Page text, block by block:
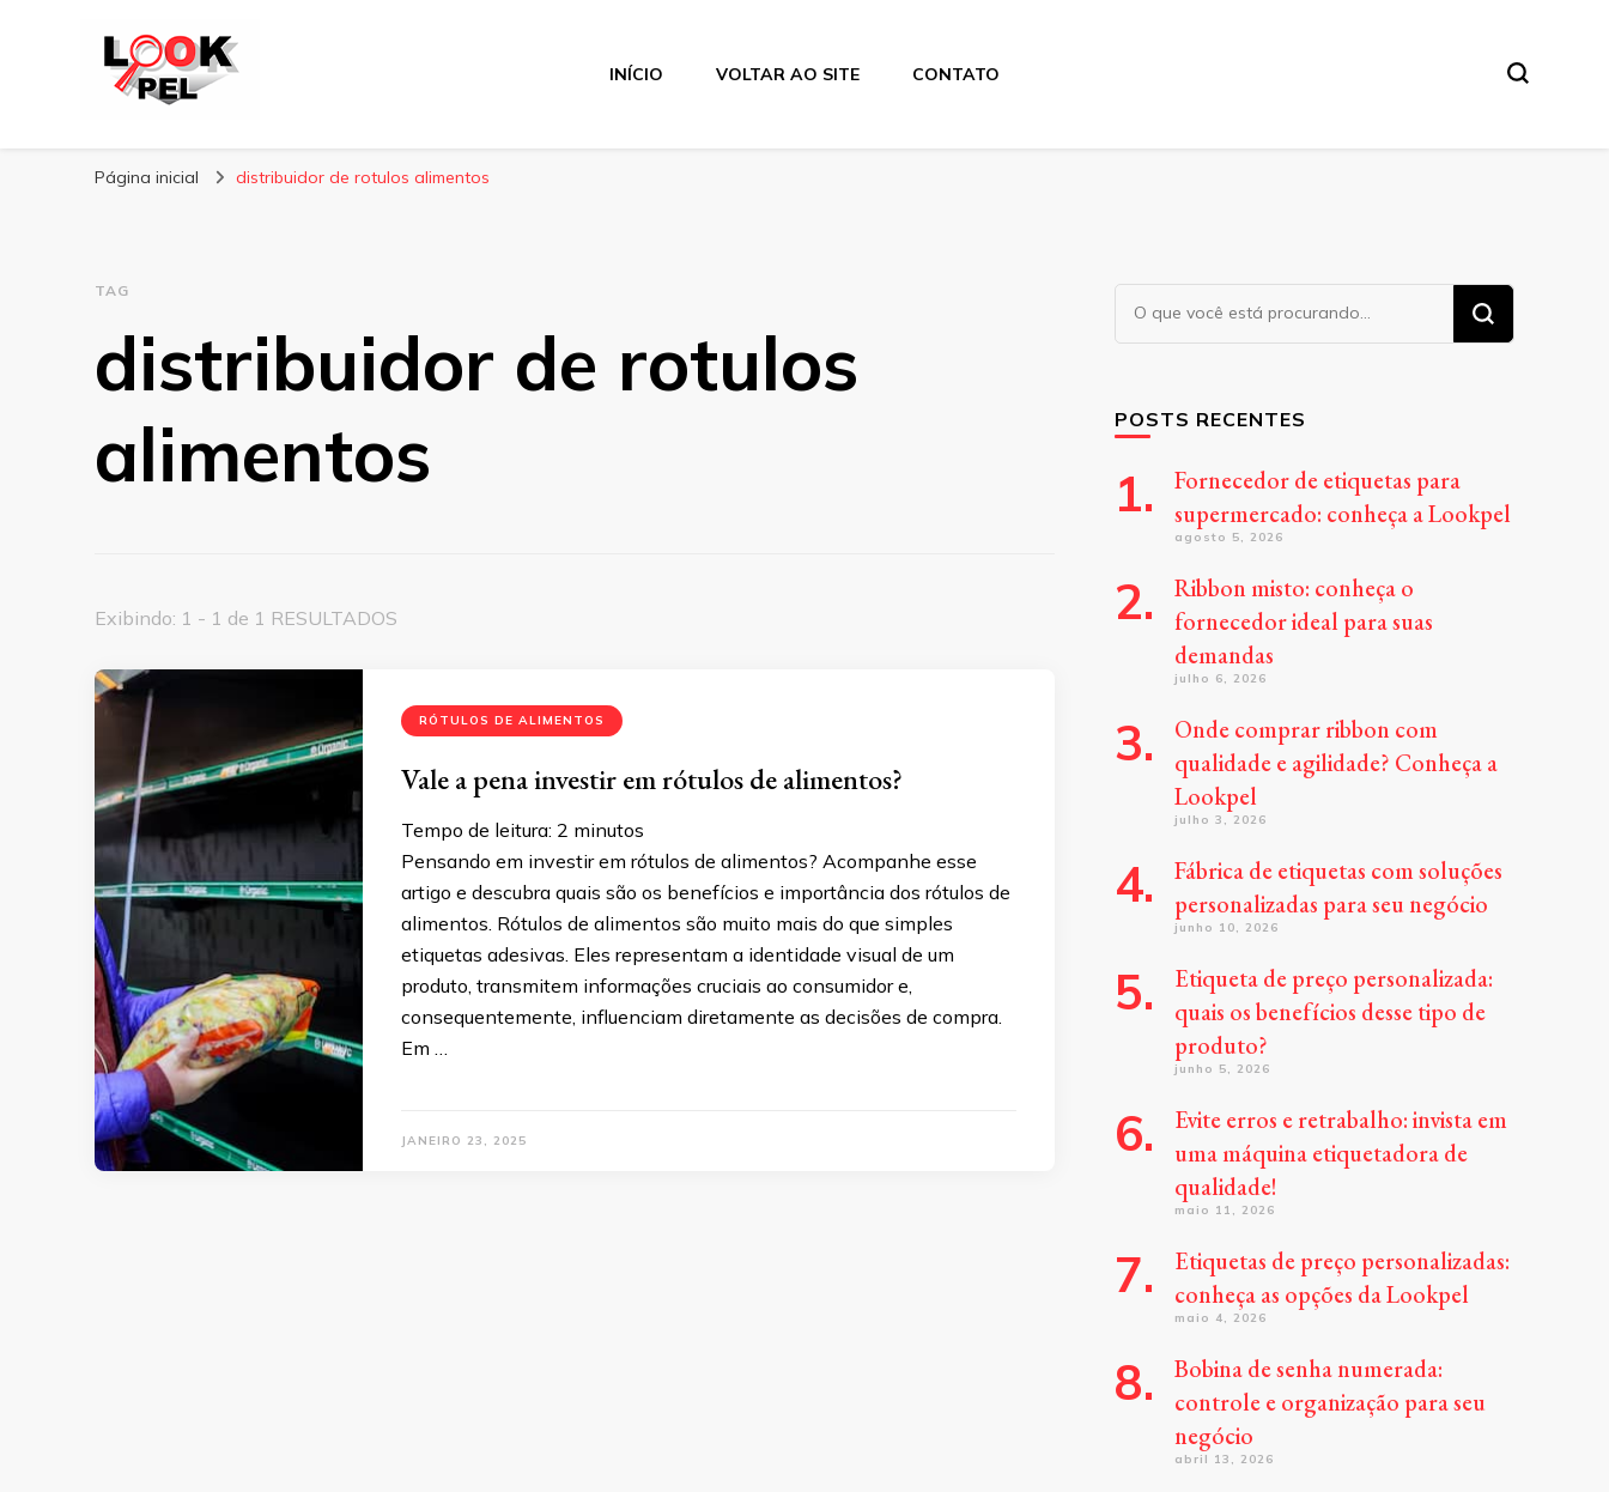
Lookpel
INÍCIO VOLTAR AO SITE CONTATO
Página inicial distribuidor de rotulos alimentos
TAG
distribuidor de rotulos
alimentos
Exibindo: 1 - 1 de 1 RESULTADOS
RÓTULOS DE ALIMENTOS
Vale a pena investir em rótulos de alimentos?
Tempo de leitura: 2 minutos
Pensando em investir em rótulos de alimentos? Acompanhe esse
artigo e descubra quais são os benefícios e importância dos rótulos de
alimentos. Rótulos de alimentos são muito mais do que simples
etiquetas adesivas. Eles representam a identidade visual de um
produto, transmitem informações cruciais ao consumidor e,
consequentemente, influenciam diretamente as decisões de compra.
Em …
JANEIRO 23, 2025
Procurando
algo?
POSTS RECENTES
Fornecedor de etiquetas para
supermercado: conheça a Lookpel
agosto 5, 2026
Ribbon misto: conheça o
fornecedor ideal para suas
demandas
julho 6, 2026
Onde comprar ribbon com
qualidade e agilidade? Conheça a
Lookpel
julho 3, 2026
Fábrica de etiquetas com soluções
personalizadas para seu negócio
junho 10, 2026
Etiqueta de preço personalizada:
quais os benefícios desse tipo de
produto?
junho 5, 2026
Evite erros e retrabalho: invista em
uma máquina etiquetadora de
qualidade!
maio 11, 2026
Etiquetas de preço personalizadas:
conheça as opções da Lookpel
maio 4, 2026
Bobina de senha numerada:
controle e organização para seu
negócio
abril 13, 2026